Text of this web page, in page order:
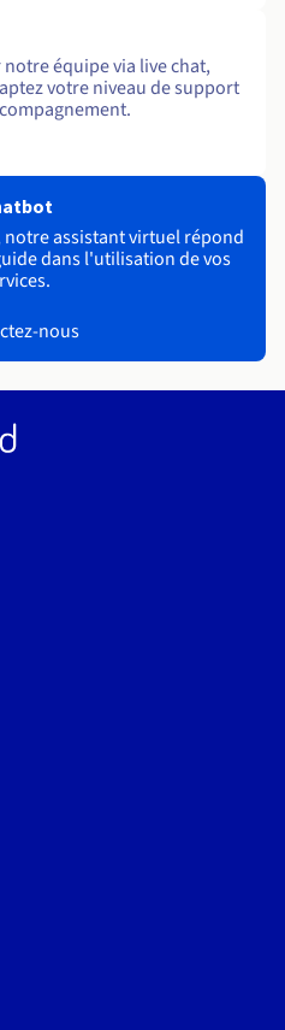
équipe via live chat,
votre niveau de support
assistant virtuel répond
dans l'utilisation de vos
nous